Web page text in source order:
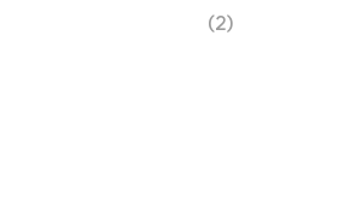
(2)